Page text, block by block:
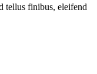
tellus finibus, eleifend